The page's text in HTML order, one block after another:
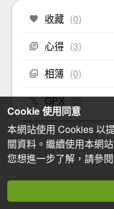
收藏 (0)
心得 (3)
相簿 (0)
GPX (0)
Cookie 使用同意
本網站使用 Cookies 以
關資料。繼續使用本網
您想進一步了解，請參閱